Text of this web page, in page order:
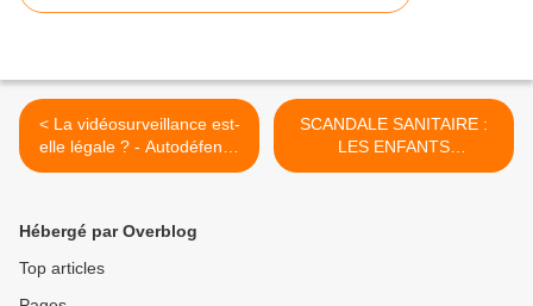
< La vidéosurveillance est-
elle légale ? - Autodéfense
juridique 1 - Me David
SCANDALE SANITAIRE :
LES ENFANTS
EMPOISONNÉS DÈS LA
Hébergé par Overblog
Top articles